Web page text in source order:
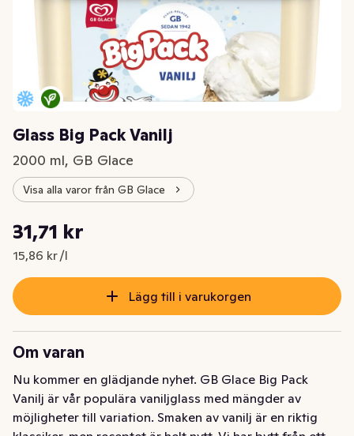
Glass Big Pack Vanilj
2000 ml, GB Glace
Visa alla varor från GB Glace
Nuvarande pris är: 31,71 kr
31,71 kr
15,86 kr /l
Styckpris: 15,86 kr /l
Lägg till i varukorgen
Om varan
Nu kommer en glädjande nyhet. GB Glace Big Pack
Vanilj är vår populära vaniljglass med mängder av
möjligheter till variation. Smaken av vanilj är en riktig